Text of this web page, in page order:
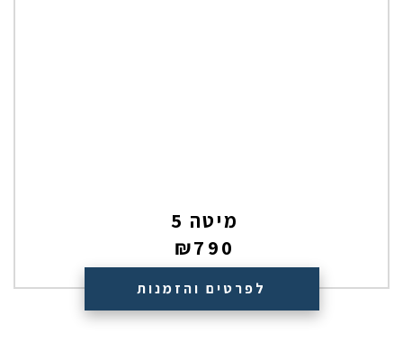
מיטה 5
₪790
לפרטים והזמנות